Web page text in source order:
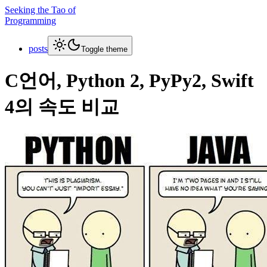
Seeking the Tao of
Programming
posts Toggle theme
C언어, Python 2, PyPy2, Swift
4의 속도 비교